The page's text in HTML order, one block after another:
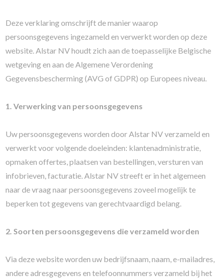
Deze verklaring omschrijft de manier waarop
persoonsgegevens ingezameld en verwerkt worden op deze
website. Alstar NV houdt zich aan de toepasselijke Belgische
wetgeving en aan de Algemene Verordening
Gegevensbescherming (AVG of GDPR) op Europees niveau.
1. Verwerking van persoonsgegevens
Uw persoonsgegevens worden door Alstar NV verzameld en
verwerkt voor volgende doeleinden: klantenadministratie,
opmaken offertes, plaatsen van bestellingen, versturen van
infobrieven, facturatie. Alstar NV streeft er in het algemeen
naar de vraag naar persoonsgegevens zoveel mogelijk te
beperken tot gegevens van gerechtvaardigd belang.
2. Soorten persoonsgegevens die verzameld worden
Via deze website worden uw bedrijfsnaam, naam, e-mailadres,
andere adresgegevens en telefoonnummers verzameld bij het